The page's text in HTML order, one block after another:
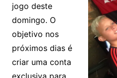
jogo deste
domingo. O
objetivo nos
próximos dias é
criar uma conta
exclusiva para